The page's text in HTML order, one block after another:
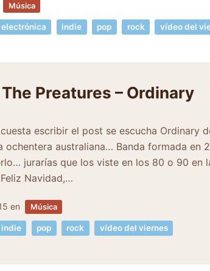
Música
electrónica indie pop rock vídeo del
Preatures – Ordinary
escribir el post se escucha Ordinary
ochentera australiana… Banda formada en
jurarías que los viste en los 80 o 90 en
Navidad,…
en Música
indie pop rock vídeo del viernes